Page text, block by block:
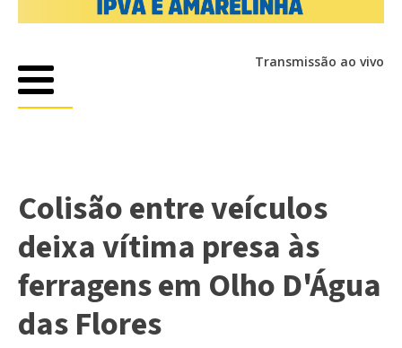
Transmissão ao vivo
Colisão entre veículos
deixa vítima presa às
ferragens em Olho D'Água
das Flores